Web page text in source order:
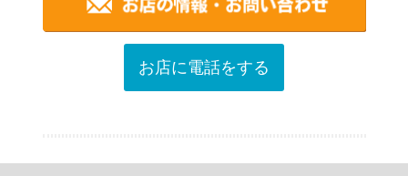
お店に電話をする